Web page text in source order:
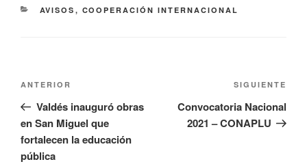
AVISOS , COOPERACIÓN INTERNACIONAL
ANTERIOR
Valdés inauguró obras
en San Miguel que
fortalecen la educación
pública
SIGUIENTE
Convocatoria Nacional
2021 – CONAPLU